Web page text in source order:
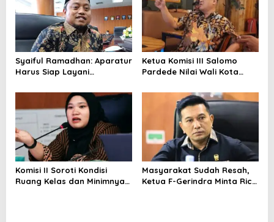
Syaiful Ramadhan: Aparatur
Harus Siap Layani
Senang
Ketua Komisi III Salomo
Pardede Nilai Wali Kota
Pembangunan Merugi
Setiap Tahun
Komisi II Soroti Kondisi
Ruang Kelas dan Minimnya
Masyarakat Sudah Resah,
Ketua F-Gerindra Minta Rico